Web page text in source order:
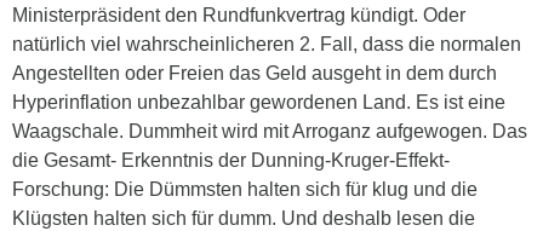
Ministerpräsident den Rundfunkvertrag kündigt. Oder
natürlich viel wahrscheinlicheren 2. Fall, dass die normalen
Angestellten oder Freien das Geld ausgeht in dem durch
Hyperinflation unbezahlbar gewordenen Land. Es ist eine
Waagschale. Dummheit wird mit Arroganz aufgewogen. Das
die Gesamt- Erkenntnis der Dunning-Kruger-Effekt-
Forschung: Die Dümmsten halten sich für klug und die
Klügsten halten sich für dumm. Und deshalb lesen die